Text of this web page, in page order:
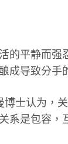
平静而强
成导致分手
士认为，关
系是包容，